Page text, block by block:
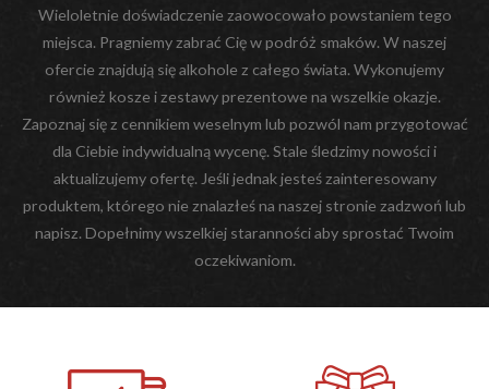
Wieloletnie doświadczenie zaowocowało powstaniem tego
miejsca. Pragniemy zabrać Cię w podróż smaków. W naszej
ofercie znajdują się alkohole z całego świata. Wykonujemy
również kosze i zestawy prezentowe na wszelkie okazje.
Zapoznaj się z cennikiem weselnym lub pozwól nam przygotować
dla Ciebie indywidualną wycenę. Stale śledzimy nowości i
aktualizujemy ofertę. Jeśli jednak jesteś zainteresowany
produktem, którego nie znalazłeś na naszej stronie zadzwoń lub
napisz. Dopełnimy wszelkiej staranności aby sprostać Twoim
oczekiwaniom.